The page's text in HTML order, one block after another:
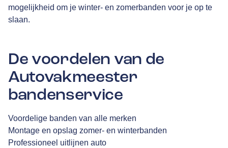
mogelijkheid om je winter- en zomerbanden voor je op te
slaan.
De voordelen van de
Autovakmeester
bandenservice
Voordelige banden van alle merken
Montage en opslag zomer- en winterbanden
Professioneel uitlijnen auto